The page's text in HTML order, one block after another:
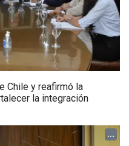
Chile y reafirmó la
la integración
...